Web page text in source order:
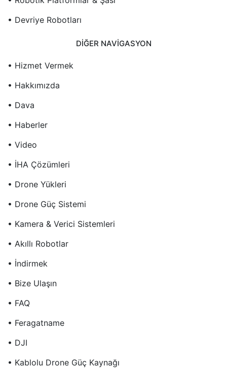
• Devriye Robotları
DIĞER NAVIGASYON
• Hizmet Vermek
• Hakkımızda
• Dava
• Haberler
• Video
• İHA Çözümleri
• Drone Yükleri
• Drone Güç Sistemi
• Kamera & Verici Sistemleri
• Akıllı Robotlar
• İndirmek
• Bize Ulaşın
• FAQ
• Feragatname
• DJI
• Kablolu Drone Güç Kaynağı